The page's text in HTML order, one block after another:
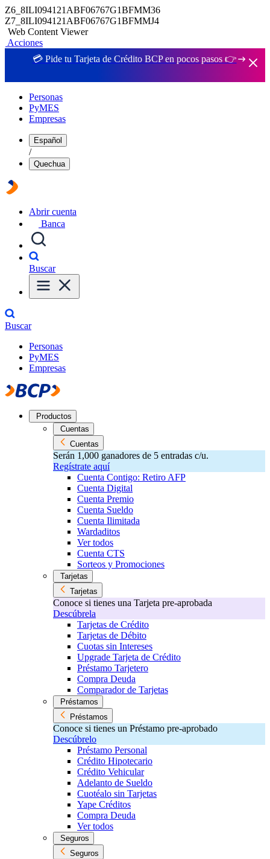
Z6_8ILI094121ABF06767G1BFMM36
Z7_8ILI094121ABF06767G1BFMMJ4
Web Content Viewer
Acciones
💳 Pide tu Tarjeta de Crédito BCP en pocos pasos 👉
Personas
PyMES
Empresas
Español
/
Quechua
Abrir cuenta
Banca
Buscar
Buscar
Personas
PyMES
Empresas
Productos
Cuentas
Cuentas
Serán 1,000 ganadores de 5 entradas c/u.
Regístrate aquí
Cuenta Contigo: Retiro AFP
Cuenta Digital
Cuenta Premio
Cuenta Sueldo
Cuenta Ilimitada
Wardaditos
Ver todos
Cuenta CTS
Sorteos y Promociones
Tarjetas
Tarjetas
Conoce si tienes una Tarjeta pre-aprobada
Descúbrela
Tarjetas de Crédito
Tarjetas de Débito
Cuotas sin Intereses
Upgrade Tarjeta de Crédito
Préstamo Tarjetero
Compra Deuda
Comparador de Tarjetas
Préstamos
Préstamos
Conoce si tienes un Préstamo pre-aprobado
Descúbrelo
Préstamo Personal
Crédito Hipotecario
Crédito Vehicular
Adelanto de Sueldo
Cuotéalo sin Tarjetas
Yape Créditos
Compra Deuda
Ver todos
Seguros
Seguros